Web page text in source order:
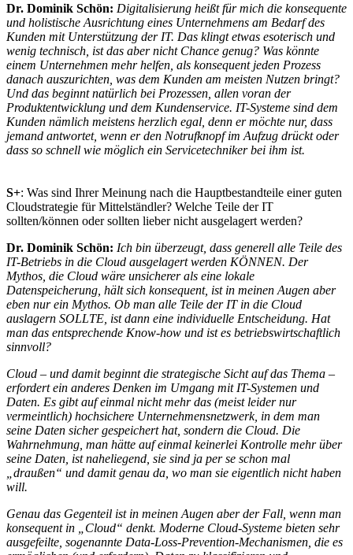
Dr. Dominik Schön: Digitalisierung heißt für mich die konsequente
und holistische Ausrichtung eines Unternehmens am Bedarf des
Kunden mit Unterstützung der IT. Das klingt etwas esoterisch und
wenig technisch, ist das aber nicht Chance genug? Was könnte
einem Unternehmen mehr helfen, als konsequent jeden Prozess
danach auszurichten, was dem Kunden am meisten Nutzen bringt?
Und das beginnt natürlich bei Prozessen, allen voran der
Produktentwicklung und dem Kundenservice. IT-Systeme sind dem
Kunden nämlich meistens herzlich egal, denn er möchte nur, dass
jemand antwortet, wenn er den Notrufknopf im Aufzug drückt oder
dass so schnell wie möglich ein Servicetechniker bei ihm ist.
S+: Was sind Ihrer Meinung nach die Hauptbestandteile einer guten
Cloudstrategie für Mittelständler? Welche Teile der IT
sollten/können oder sollten lieber nicht ausgelagert werden?
Dr. Dominik Schön: Ich bin überzeugt, dass generell alle Teile des
IT-Betriebs in die Cloud ausgelagert werden KÖNNEN. Der
Mythos, die Cloud wäre unsicherer als eine lokale
Datenspeicherung, hält sich konsequent, ist in meinen Augen aber
eben nur ein Mythos. Ob man alle Teile der IT in die Cloud
auslagern SOLLTE, ist dann eine individuelle Entscheidung. Hat
man das entsprechende Know-how und ist es betriebswirtschaftlich
sinnvoll?
Cloud – und damit beginnt die strategische Sicht auf das Thema –
erfordert ein anderes Denken im Umgang mit IT-Systemen und
Daten. Es gibt auf einmal nicht mehr das (meist leider nur
vermeintlich) hochsichere Unternehmensnetzwerk, in dem man
seine Daten sicher gespeichert hat, sondern die Cloud. Die
Wahrnehmung, man hätte auf einmal keinerlei Kontrolle mehr über
seine Daten, ist naheliegend, sie sind ja per se schon mal
„draußen“ und damit genau da, wo man sie eigentlich nicht haben
will.
Genau das Gegenteil ist in meinen Augen aber der Fall, wenn man
konsequent in „Cloud“ denkt. Moderne Cloud-Systeme bieten sehr
ausgefeilte, sogenannte Data-Loss-Prevention-Mechanismen, die es